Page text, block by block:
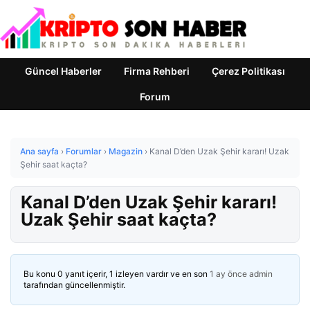
Güncel Haberler Firma Rehberi Çerez Politikası
Forum
Ana sayfa › Forumlar › Magazin › Kanal D’den Uzak Şehir kararı! Uzak
Şehir saat kaçta?
Kanal D’den Uzak Şehir kararı!
Uzak Şehir saat kaçta?
Bu konu 0 yanıt içerir, 1 izleyen vardır ve en son 1 ay önce admin
tarafından güncellenmiştir.